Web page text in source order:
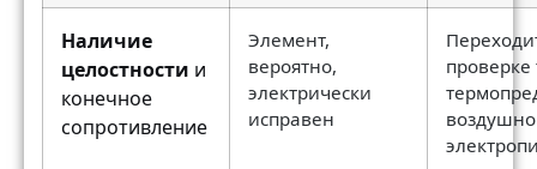
Наличие
целостности и
конечное
сопротивление
Элемент,
вероятно,
электрически
исправен
проверке